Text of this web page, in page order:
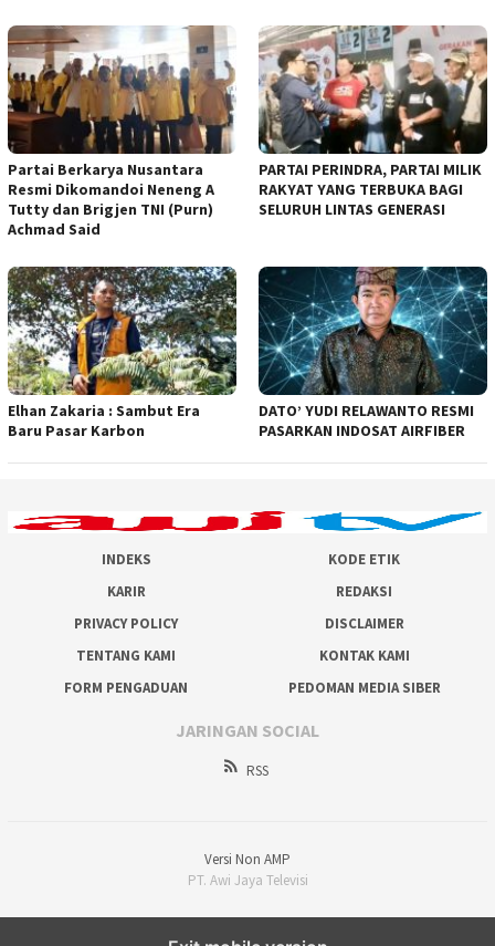
Partai Berkarya Nusantara
Resmi Dikomandoi Neneng A
Tutty dan Brigjen TNI (Purn)
Achmad Said
PARTAI PERINDRA, PARTAI MILIK
RAKYAT YANG TERBUKA BAGI
SELURUH LINTAS GENERASI
Elhan Zakaria : Sambut Era
Baru Pasar Karbon
DATO’ YUDI RELAWANTO RESMI
PASARKAN INDOSAT AIRFIBER
INDEKS
KODE ETIK
KARIR
REDAKSI
PRIVACY POLICY
DISCLAIMER
TENTANG KAMI
KONTAK KAMI
FORM PENGADUAN
PEDOMAN MEDIA SIBER
JARINGAN SOCIAL
RSS
Versi Non AMP
PT. Awi Jaya Televisi